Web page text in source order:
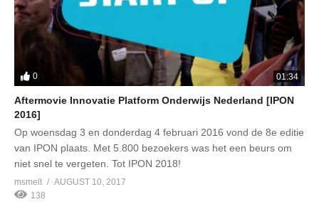
0 01:34
Aftermovie Innovatie Platform Onderwijs Nederland [IPON
2016]
Op woensdag 3 en donderdag 4 februari 2016 vond de 8e editie
van IPON plaats. Met 5.800 bezoekers was het een beurs om
niet snel te vergeten. Tot IPON 2018!
msmelt
AUGUST 10, 2017
138